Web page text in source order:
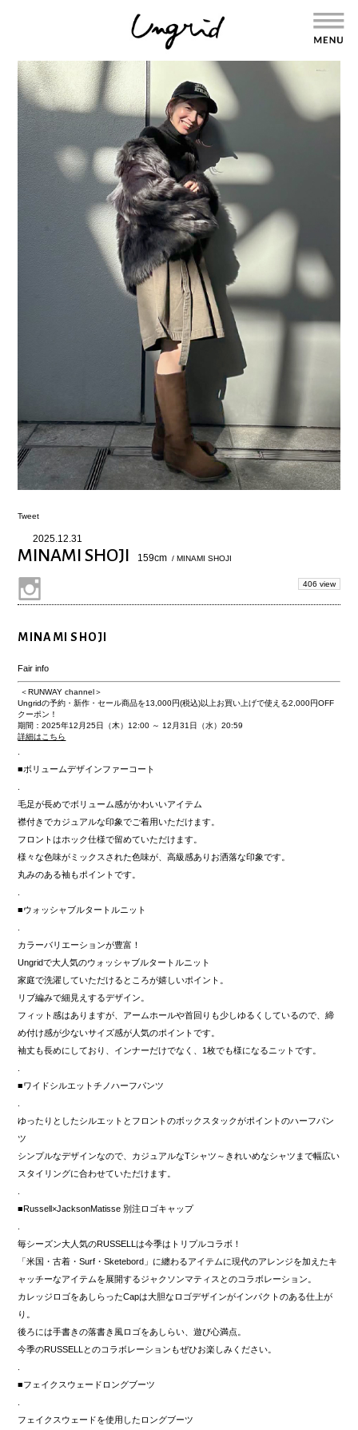
Tweet
2025.12.31
MINAMI SHOJI 159cm / MINAMI SHOJI
406 view
MINAMI SHOJI
Fair info
＜RUNWAY channel＞
Ungridの予約・新作・セール商品を13,000円(税込)以上お買い上げで使える2,000円OFF
クーポン！
期間：2025年12月25日（木）12:00 ～ 12月31日（水）20:59
詳細はこちら
■ボリュームデザインファーコート
毛足が長めでボリューム感がかわいいアイテム
襟付きでカジュアルな印象でご着用いただけます。
フロントはホック仕様で留めていただけます。
様々な色味がミックスされた色味が、高級感ありお洒落な印象です。
丸みのある袖もポイントです。
■ウォッシャブルタートルニット
カラーバリエーションが豊富！
Ungridで大人気のウォッシャブルタートルニット
家庭で洗濯していただけるところが嬉しいポイント。
リブ編みで細見えするデザイン。
フィット感はありますが、アームホールや首回りも少しゆるくしているので、締
め付け感が少ないサイズ感が人気のポイントです。
袖丈も長めにしており、インナーだけでなく、1枚でも様になるニットです。
■ワイドシルエットチノハーフパンツ
ゆったりとしたシルエットとフロントのボックスタックがポイントのハーフパン
ツ
シンプルなデザインなので、カジュアルなTシャツ～きれいめなシャツまで幅広い
スタイリングに合わせていただけます。
■Russell×JacksonMatisse 別注ロゴキャップ
毎シーズン大人気のRUSSELLは今季はトリプルコラボ！
「米国・古着・Surf・Sketebord」に纏わるアイテムに現代のアレンジを加えたキ
ャッチーなアイテムを展開するジャクソンマティスとのコラボレーション。
カレッジロゴをあしらったCapは大胆なロゴデザインがインパクトのある仕上が
り。
後ろには手書きの落書き風ロゴをあしらい、遊び心満点。
今季のRUSSELLとのコラボレーションもぜひお楽しみください。
■フェイクスウェードロングブーツ
フェイクスウェードを使用したロングブーツ